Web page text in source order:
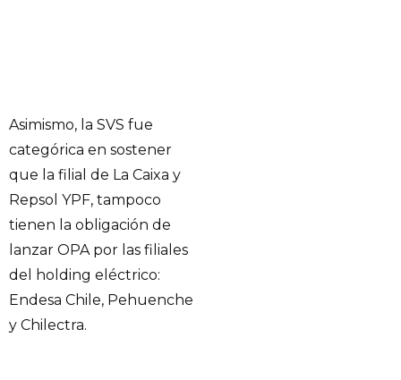
Asimismo, la SVS fue
categórica en sostener
que la filial de La Caixa y
Repsol YPF, tampoco
tienen la obligación de
lanzar OPA por las filiales
del holding eléctrico:
Endesa Chile, Pehuenche
y Chilectra.